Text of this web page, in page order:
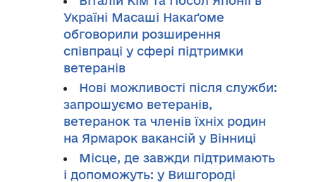
Україні Масаші Накаґоме
обговорили розширення
співпраці у сфері підтримки
ветеранів
Нові можливості після служби:
запрошуємо ветеранів,
ветеранок та членів їхніх родин
на Ярмарок вакансій у Вінниці
Місце, де завжди підтримають
і допоможуть: у Вишгороді